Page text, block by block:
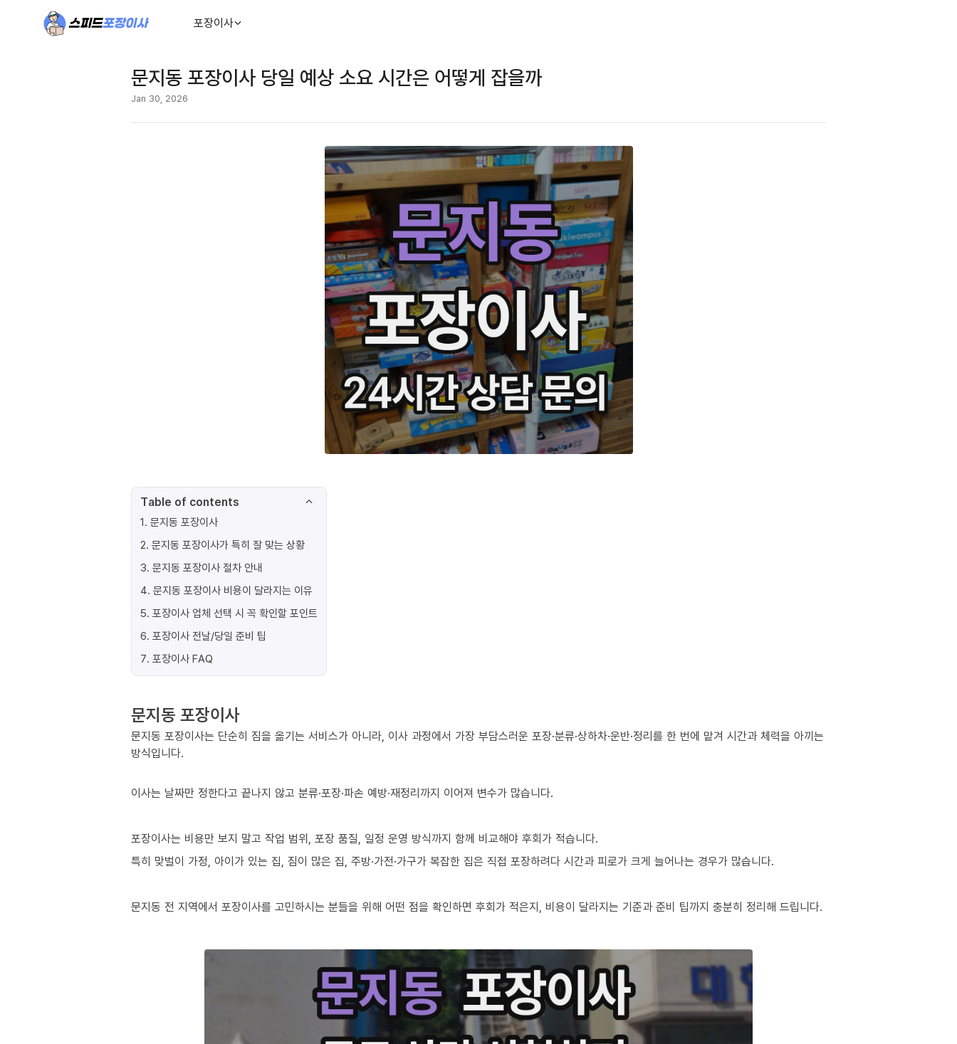
포장이사
문지동 포장이사 당일 예상 소요 시간은 어떻게 잡을까
Jan 30, 2026
Table of contents
1. 문지동 포장이사
2. 문지동 포장이사가 특히 잘 맞는 상황
3. 문지동 포장이사 절차 안내
4. 문지동 포장이사 비용이 달라지는 이유
5. 포장이사 업체 선택 시 꼭 확인할 포인트
6. 포장이사 전날/당일 준비 팁
7. 포장이사 FAQ
문지동 포장이사
문지동 포장이사는 단순히 짐을 옮기는 서비스가 아니라, 이사 과정에서 가장 부담스러운 포장·분류·상하차·운반·정리를 한 번에 맡겨 시간과 체력을 아끼는
방식입니다.
이사는 날짜만 정한다고 끝나지 않고 분류·포장·파손 예방·재정리까지 이어져 변수가 많습니다.
포장이사는 비용만 보지 말고 작업 범위, 포장 품질, 일정 운영 방식까지 함께 비교해야 후회가 적습니다.
특히 맞벌이 가정, 아이가 있는 집, 짐이 많은 집, 주방·가전·가구가 복잡한 집은 직접 포장하려다 시간과 피로가 크게 늘어나는 경우가 많습니다.
문지동 전 지역에서 포장이사를 고민하시는 분들을 위해 어떤 점을 확인하면 후회가 적은지, 비용이 달라지는 기준과 준비 팁까지 충분히 정리해 드립니다.